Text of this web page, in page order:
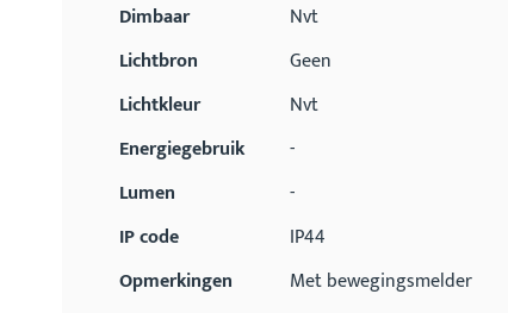
Dimbaar
Nvt
Lichtbron
Geen
Lichtkleur
Nvt
Energiegebruik
-
Lumen
-
IP code
IP44
Opmerkingen
Met bewegingsmelder